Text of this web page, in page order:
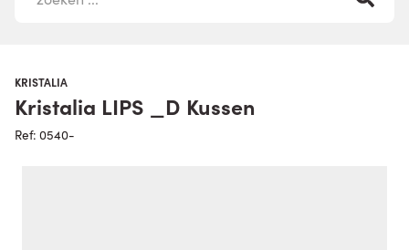
KRISTALIA
Kristalia LIPS _D Kussen
Ref: 0540-